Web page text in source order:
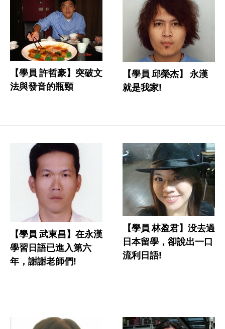
【學員 許哲豪】突破文
法與發音的瓶頸
【學員 邱榮杰】 永漢
就是我家!
【學員 武東昌】在永漢
學習日語已進入第六
年，謝謝老師們!
【學員 林盈君】没去過
日本留學，卻說出一口
流利日語!